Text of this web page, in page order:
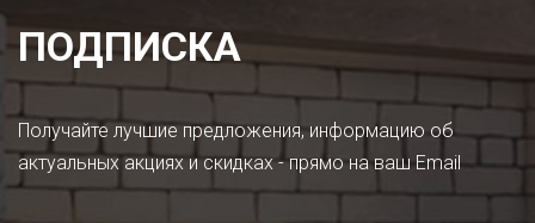
ПОДПИСКА
Получайте лучшие предложения, информацию об
актуальных акциях и скидках - прямо на ваш Email